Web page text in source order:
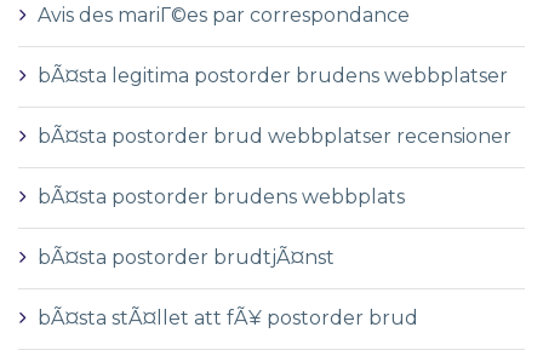
Avis des mariГ©es par correspondance
bÃ¤sta legitima postorder brudens webbplatser
bÃ¤sta postorder brud webbplatser recensioner
bÃ¤sta postorder brudens webbplats
bÃ¤sta postorder brudtjÃ¤nst
bÃ¤sta stÃ¤llet att fÃ¥ postorder brud